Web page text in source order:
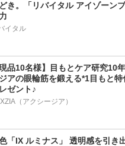
き。「リバイタル アイゾーン
イタル
現品10名様】目もとケア研究10
アの眼輪筋を鍛える*1目もと
ゼント♪
（アクシージア）
「IX ルミナス」 透明感を引き